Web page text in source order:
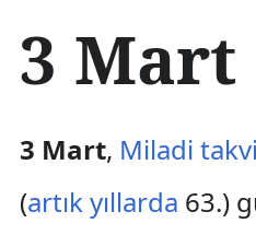
ç
e
r
e
t
3 Mart
3 Mart, Miladi
(artık yıllarda 63.)